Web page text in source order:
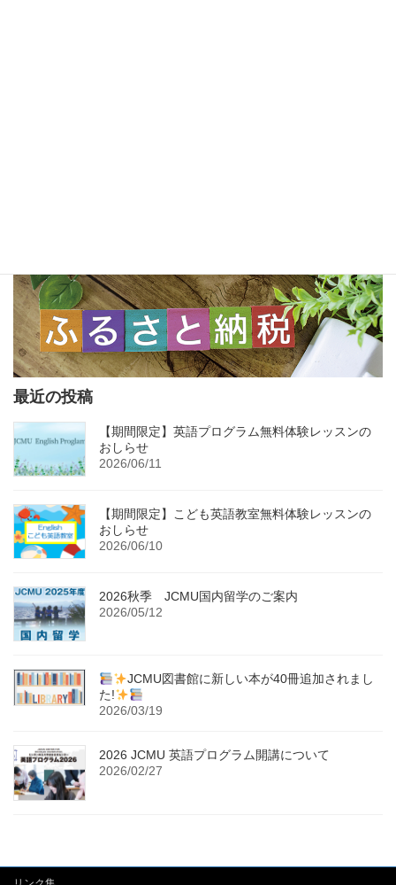
最近の投稿
【期間限定】英語プログラム無料体験レッスンの
おしらせ
2026/06/11
【期間限定】こども英語教室無料体験レッスンの
おしらせ
2026/06/10
2026秋季 JCMU国内留学のご案内
2026/05/12
JCMU図書館に新しい本が40冊追加されまし
た!
2026/03/19
2026 JCMU 英語プログラム開講について
2026/02/27